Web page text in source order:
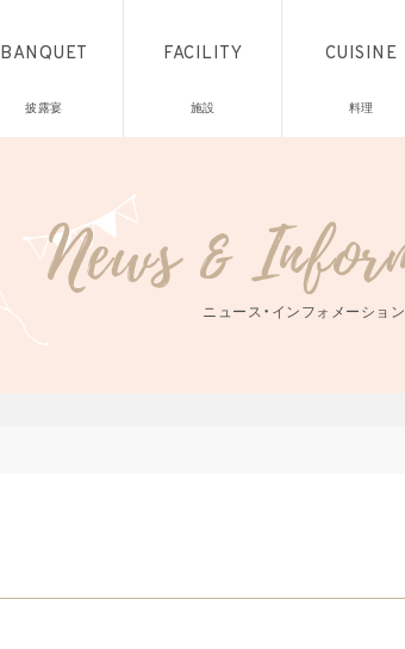
BANQUET
披露宴
FACILITY
施設
CUISINE
料理
ニュース・インフォメーション